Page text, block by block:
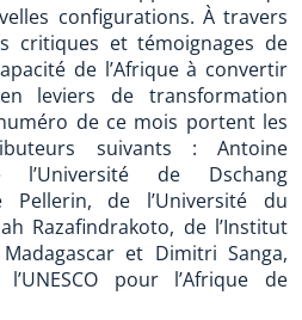
configurations. À travers
critiques et témoignages de
de l’Afrique à convertir
leviers de transformation
de ce mois portent les
suivants : Antoine
de Dschang
Pellerin, de l’Université du
Razafindrakoto, de l’Institut
et Dimitri Sanga,
pour l’Afrique de